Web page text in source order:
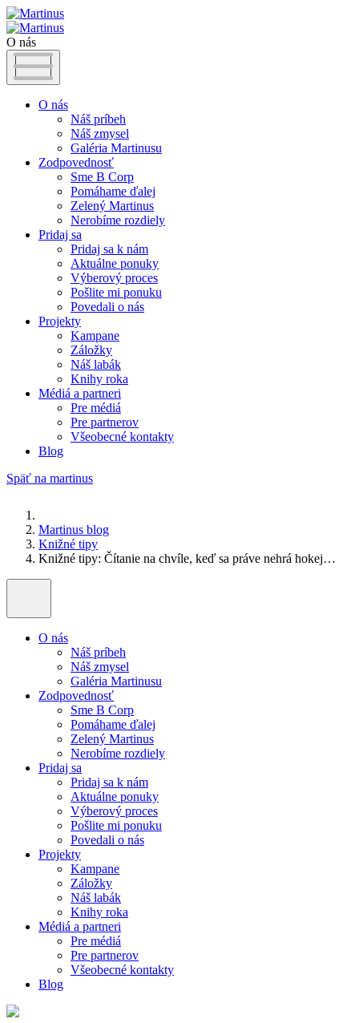
O nás
O nás
Náš príbeh
Náš zmysel
Galéria Martinusu
Zodpovednosť
Sme B Corp
Pomáhame ďalej
Zelený Martinus
Nerobíme rozdiely
Pridaj sa
Pridaj sa k nám
Aktuálne ponuky
Výberový proces
Pošlite mi ponuku
Povedali o nás
Projekty
Kampane
Záložky
Náš labák
Knihy roka
Médiá a partneri
Pre médiá
Pre partnerov
Všeobecné kontakty
Blog
Späť na martinus
Martinus blog
Knižné tipy
Knižné tipy: Čítanie na chvíle, keď sa práve nehrá hokej…
O nás
Náš príbeh
Náš zmysel
Galéria Martinusu
Zodpovednosť
Sme B Corp
Pomáhame ďalej
Zelený Martinus
Nerobíme rozdiely
Pridaj sa
Pridaj sa k nám
Aktuálne ponuky
Výberový proces
Pošlite mi ponuku
Povedali o nás
Projekty
Kampane
Záložky
Náš labák
Knihy roka
Médiá a partneri
Pre médiá
Pre partnerov
Všeobecné kontakty
Blog